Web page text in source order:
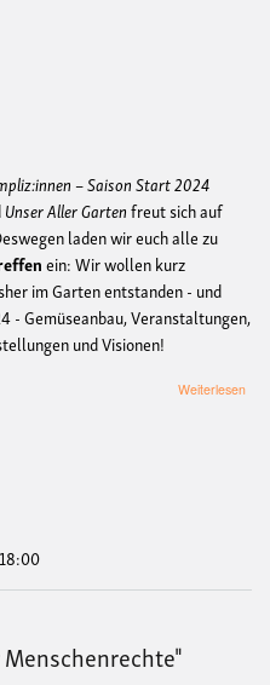
– Saison Start 2024
Unser Aller Gartenfreut sich auf
laden wir euch alle zu
ein: Wir wollen kurz
im Garten entstanden - und
- Gemüseanbau, Veranstaltungen,
und Visionen!
Weiterlesen